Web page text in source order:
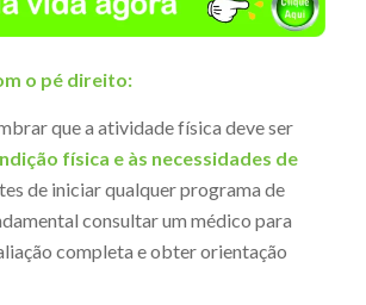
o pé direito:
que a atividade física deve ser
física e às necessidades de
de iniciar qualquer programa de
consultar um médico para
completa e obter orientação